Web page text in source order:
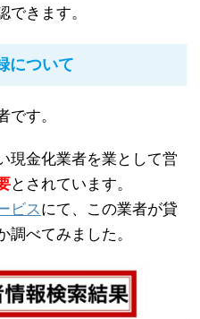
できます。
について
です。
現金化業者を業として営
とされています。
ビスにて、この業者が貸
調べてみました。